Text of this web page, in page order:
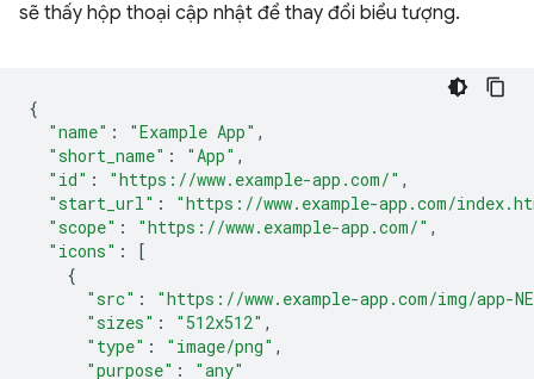
sẽ thấy hộp thoại cập nhật để thay đổi biểu tượng.
{
"name" : "Example App" ,
"short_name" : "App" ,
"id" : "https://www.example-app.com/" ,
"start_url" :
"https://www.example-app.com/
"scope" : "https://www.example-app.com/" ,
"icons" :
[
{
"src" :
"https://www.example-app.com/img/app-
"sizes" : "512x512" ,
"type" : "image/png" ,
"purpose" :
"any"